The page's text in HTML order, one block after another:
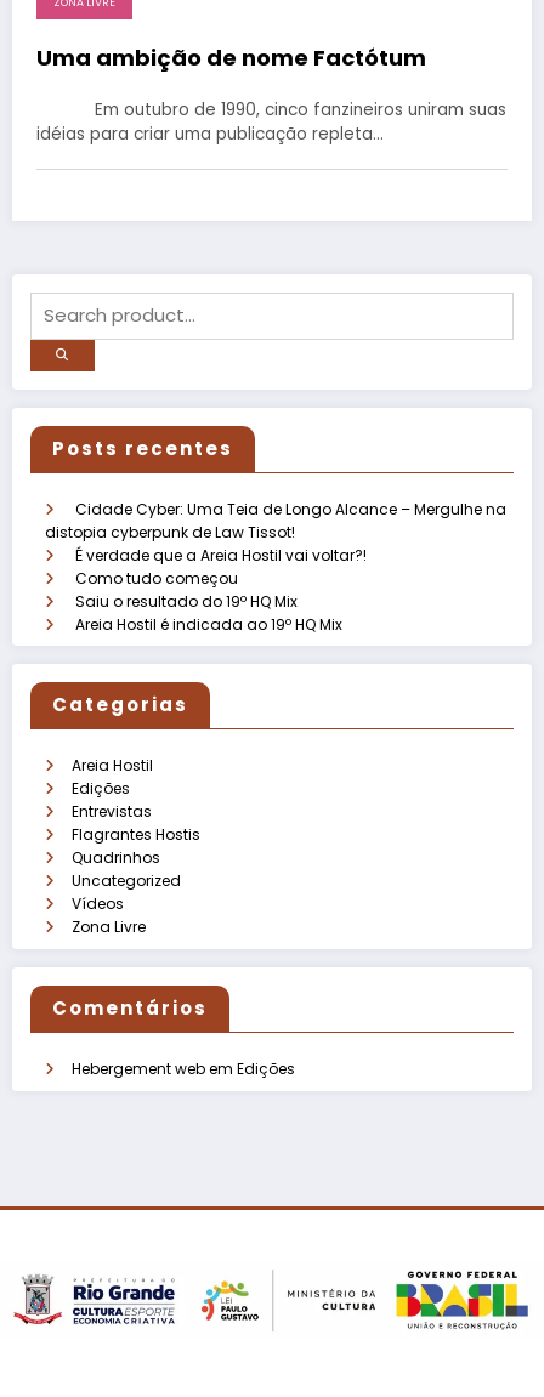
Uma ambição de nome Factótum
Em outubro de 1990, cinco fanzineiros uniram suas
idéias para criar uma publicação repleta…
Posts recentes
Cidade Cyber: Uma Teia de Longo Alcance – Mergulhe na
distopia cyberpunk de Law Tissot!
É verdade que a Areia Hostil vai voltar?!
Como tudo começou
Saiu o resultado do 19º HQ Mix
Areia Hostil é indicada ao 19º HQ Mix
Categorias
Areia Hostil
Edições
Entrevistas
Flagrantes Hostis
Quadrinhos
Uncategorized
Vídeos
Zona Livre
Comentários
Hebergement webem Edições